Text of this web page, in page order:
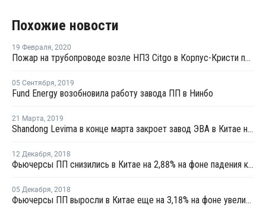
Похожие новости
19 Февраля, 2020
Пожар на трубопроводе возле НПЗ Citgo в Корпус-Кристи потушен
05 Сентября, 2019
Fund Energy возобновила работу завода ПП в Нинбо
21 Марта, 2019
Shandong Levima в конце марта закроет завод ЭВА в Китае на ремонт
12 Декабря, 2018
Фьючерсы ПП снизились в Китае на 2,88% на фоне падения котировок метанола
05 Декабря, 2018
Фьючерсы ПП выросли в Китае еще на 3,18% на фоне увеличения котировок метанола